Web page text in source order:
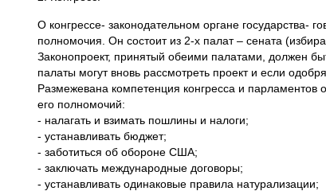
О конгрессе- законодательном органе государства-
полномочия. Он состоит из 2-х палат – сената
Законопроект, принятый обеими палатами, должен
палаты могут вновь рассмотреть проект и если
Размежевана компетенция конгресса и парламентов
его полномочий:
- налагать и взимать пошлины и налоги;
- устанавливать бюджет;
- заботиться об обороне США;
- заключать международные договоры;
- устанавливать одинаковые правила натурализации;